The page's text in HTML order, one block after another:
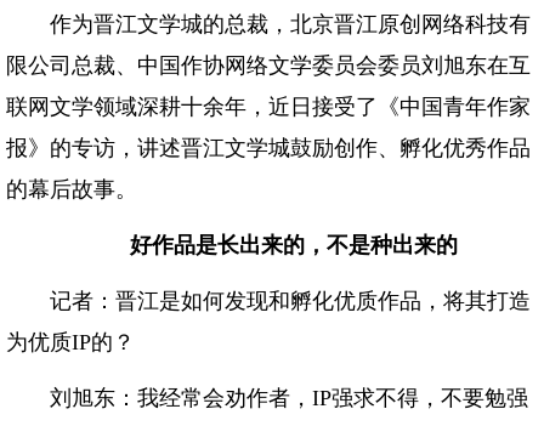
作为晋江文学城的总裁，北京晋江原创网络科技有
限公司总裁、中国作协网络文学委员会委员刘旭东在互
联网文学领域深耕十余年，近日接受了《中国青年作家
报》的专访，讲述晋江文学城鼓励创作、孵化优秀作品
的幕后故事。
好作品是长出来的，不是种出来的
记者：晋江是如何发现和孵化优质作品，将其打造
为优质IP的？
刘旭东：我经常会劝作者，IP强求不得，不要勉强